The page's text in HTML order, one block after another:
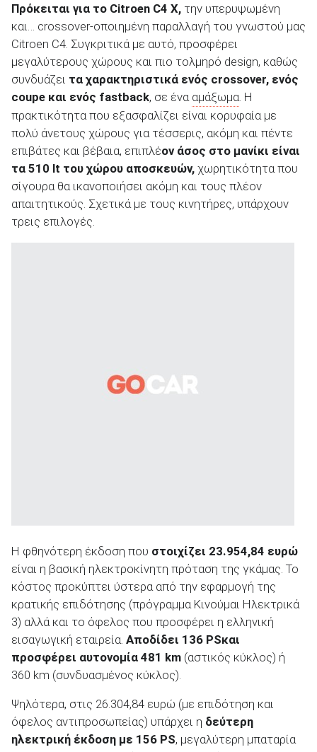
Πρόκειται για το Citroen C4 X, την υπερυψωμένη
και… crossover-οποιημένη παραλλαγή του γνωστού μας
Citroen C4. Συγκριτικά με αυτό, προσφέρει
μεγαλύτερους χώρους και πιο τολμηρό design, καθώς
συνδυάζει τα χαρακτηριστικά ενός crossover, ενός
coupe και ενός fastback, σε ένα αμάξωμα . Η
πρακτικότητα που εξασφαλίζει είναι κορυφαία με
πολύ άνετους χώρους για τέσσερις, ακόμη και πέντε
επιβάτες και βέβαια, επιπλέον άσος στο μανίκι είναι
τα 510 lt του χώρου αποσκευών, χωρητικότητα που
σίγουρα θα ικανοποιήσει ακόμη και τους πλέον
απαιτητικούς. Σχετικά με τους κινητήρες, υπάρχουν
τρεις επιλογές.
Η φθηνότερη έκδοση που στοιχίζει 23.954,84 ευρώ
είναι η βασική ηλεκτροκίνητη πρόταση της γκάμας. Το
κόστος προκύπτει ύστερα από την εφαρμογή της
κρατικής επιδότησης (πρόγραμμα Κινούμαι Ηλεκτρικά
3) αλλά και το όφελος που προσφέρει η ελληνική
εισαγωγική εταιρεία. Αποδίδει 136 PSκαι
προσφέρει αυτονομία 481 km (αστικός κύκλος) ή
360 km (συνδυασμένος κύκλος).
Ψηλότερα, στις 26.304,84 ευρώ (με επιδότηση και
όφελος αντιπροσωπείας) υπάρχει η δεύτερη
ηλεκτρική έκδοση με 156 PS, μεγαλύτερη μπαταρία